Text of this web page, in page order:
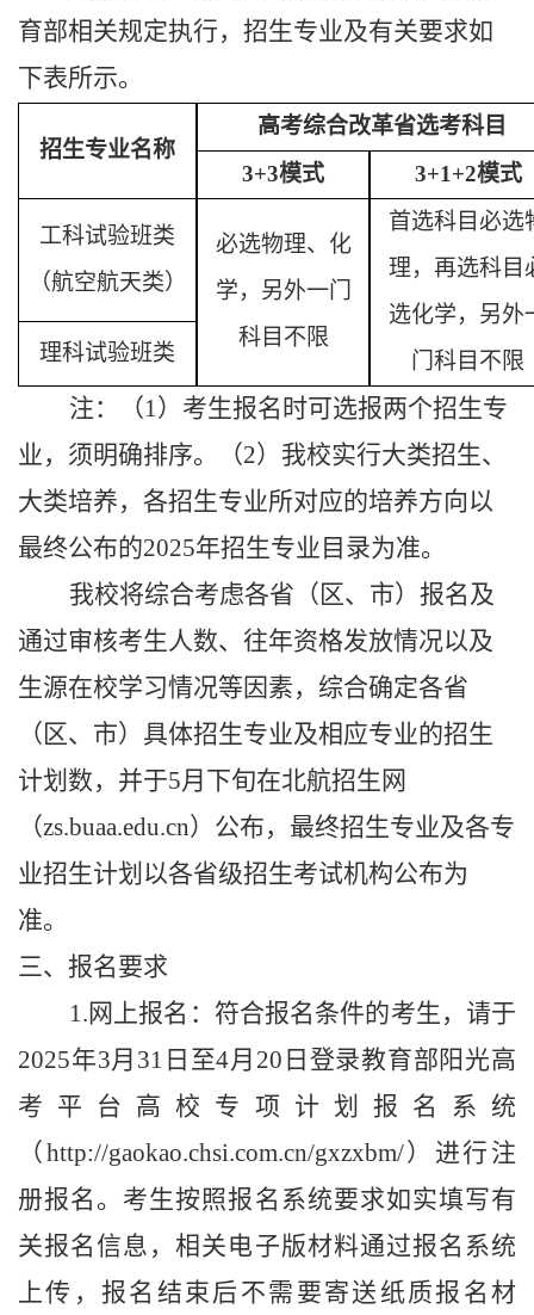
育部相关规定执行，招生专业及有关要求如
下表所示。
招生专业名称
高考综合改革省选考科目
3+3模式 3+1+2模式
工科试验班类
（航空航天类）
必选物理、化
学，另外一门
科目 不限
首选科目必选
理，再选科目
选化学，另外
门科目 不限
理科试验班类
注： （1） 考生报名时可选报两个招生专
业，须明确排序。 （2） 我校实行大类招生、
大类培养，各招生专业所对应的培养方向以
最终公布的2025年招生专业目录为准。
我校将综合考虑各省（区、市）报名及
通过审核考生人数、往年资格发放情况以及
生源在校学习情况等因素， 综合确定各省
（区、市） 具体招生专业及相应专业的招生
计划数，并于5月下旬在北航招生网
（zs.buaa.edu.cn） 公布，最终招生专业及各专
业招生计划 以各省级招生考试机构公布为
准。
三、报名要求
1.网上报名：符合报名条件的考生，请于
2025年3月 31 日 至4月 20 日登录教育部阳光高
考平台高校专项计划报名系统
（ http://gaokao.chsi.com.cn/gxzxbm/）进行注
册报名 。 考生按照报名系统要求如实填写有
关报名信息 ，相关电子版材料通过报名系统
上传，报名结束后不需要寄送纸质报名材